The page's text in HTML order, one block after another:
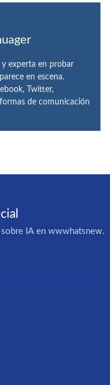
y experta en probar
en escena.
Twitter,
de comunicación
IA en wwwhatsnew.